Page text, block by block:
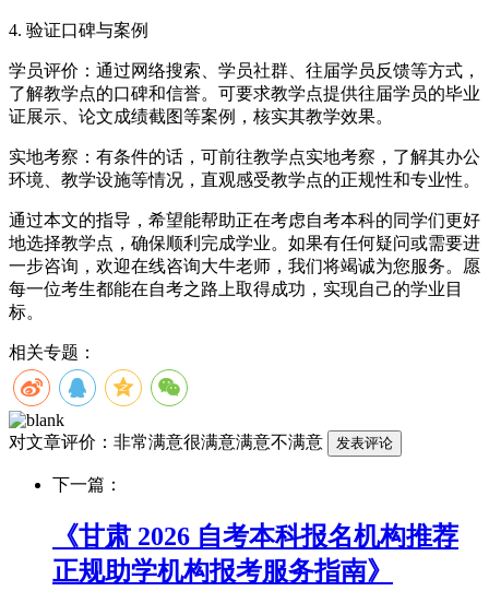
4. 验证口碑与案例
学员评价：通过网络搜索、学员社群、往届学员反馈等方式，
了解教学点的口碑和信誉。可要求教学点提供往届学员的毕业
证展示、论文成绩截图等案例，核实其教学效果。
实地考察：有条件的话，可前往教学点实地考察，了解其办公
环境、教学设施等情况，直观感受教学点的正规性和专业性。
通过本文的指导，希望能帮助正在考虑自考本科的同学们更好
地选择教学点，确保顺利完成学业。如果有任何疑问或需要进
一步咨询，欢迎在线咨询大牛老师，我们将竭诚为您服务。愿
每一位考生都能在自考之路上取得成功，实现自己的学业目
标。
相关专题：
对文章评价： 非常满意很满意满意不满意
下一篇：
《甘肃 2026 自考本科报名机构推荐
正规助学机构报考服务指南》